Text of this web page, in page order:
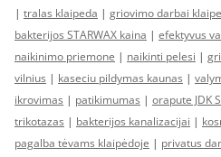
| tralas klaipeda | griovimo darbai
bakterijos STARWAX kaina | efektyvus
naikinimo priemone | naikinti pelesi |
vilnius | kaseciu pildymas kaunas |
ikrovimas | patikimumas | orapute JDK
trikotazas | bakterijos kanalizacijai |
pagalba tėvams klaipėdoje | privatus